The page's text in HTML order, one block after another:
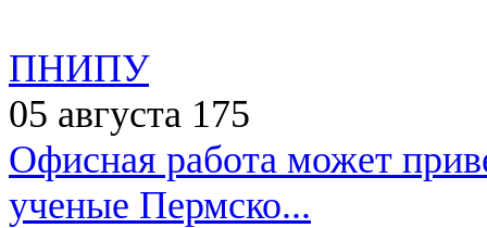
ПНИПУ
05 августа 175
Офисная работа может
ученые Пермско...